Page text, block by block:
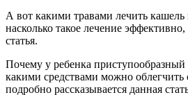
А вот какими травами лечить
насколько такое лечение
статья.
Почему у ребенка
какими средствами можно
подробно рассказывается данная